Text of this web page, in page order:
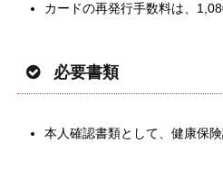
カードの再発行手数料は、
必要書類
本人確認書類として、健康保